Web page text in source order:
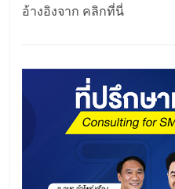
อ้างอิงจาก คลิกที่นี่